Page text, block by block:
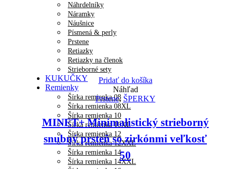
Náhrdelníky
Náramky
Náušnice
Písmená & perly
Prstene
Retiazky
Retiazky na členok
Strieborné sety
KUKUČKY
Remienky
Šírka remienka 08
Šírka remienka 08XL
Šírka remienka 10
Šírka remienka 10XL
Šírka remienka 12
Šírka remienka 12XXL
Šírka remienka 14
Šírka remienka 14XXL
Pridať do košíka
Náhľad
Prstene, ŠPERKY
MINET+ Minimalistický strieborný
snubný prsteň so zirkónmi veľkosť
50